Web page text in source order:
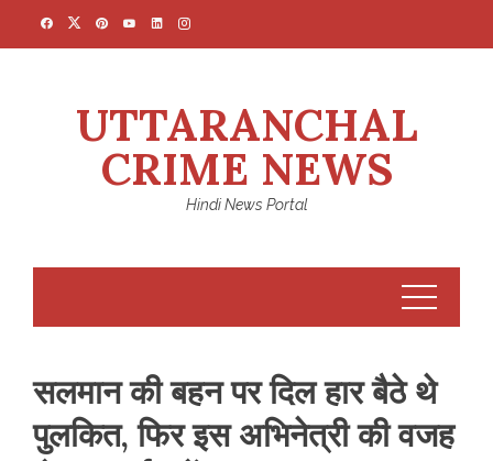
UTTARANCHAL
CRIME NEWS
Hindi News Portal
सलमान की बहन पर दिल हार बैठे थे
पुलकित, फिर इस अभिनेत्री की वजह